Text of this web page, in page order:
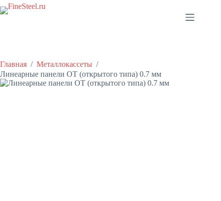
Перейти
к
Главная / Металлокассеты /
Линеарные панели OT (открытого типа) 0.7 мм